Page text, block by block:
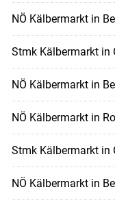
NÖ Kälbermarkt in
Stmk Kälbermarkt in
NÖ Kälbermarkt in
NÖ Kälbermarkt in
Stmk Kälbermarkt in
NÖ Kälbermarkt in